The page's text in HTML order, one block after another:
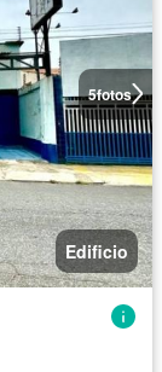
5fotos
Edificio